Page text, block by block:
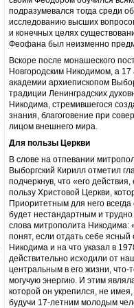
подразумевался тогда среди
исследованию высших
и конечных целях
Феофана был неизменно
Вскоре после монашеского
Новгородским Никодимом, а
академии архиепископом
традиции Ленинградских
Никодима, стремившегося
знания, благоговение при
лицом внешнего мира.
Для пользы Церкви
В слове на отпевании
Выборгский Кирилл отметил
подчеркнув, что «его
пользу Христовой Церкви,
Приоритетным для него
будет нестандартным и
слова митрополита Никодима:
понят, если отдать себе
Никодима и на что указал в
действительно исходили от
центральным в его жизни, что-
могучую энергию. И этим
которой он укрепился, не
будучи 17-летним молодым